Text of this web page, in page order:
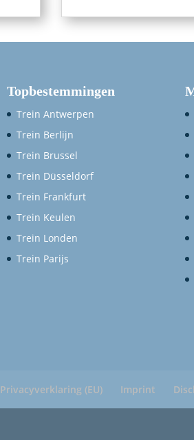
Topbestemmingen
Trein Antwerpen
Trein Berlijn
Trein Brussel
Trein Düsseldorf
Trein Frankfurt
Trein Keulen
Trein Londen
Trein Parijs
Privacyverklaring (EU) Imprint